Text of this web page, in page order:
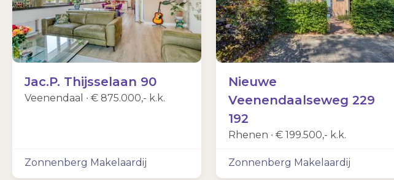
Jac.P. Thijsselaan 90
Veenendaal ∙ € 875.000,- k.k.
Zonnenberg Makelaardij
Nieuwe
Veenendaalseweg 229
192
Rhenen ∙ € 199.500,- k.k.
Zonnenberg Makelaardij